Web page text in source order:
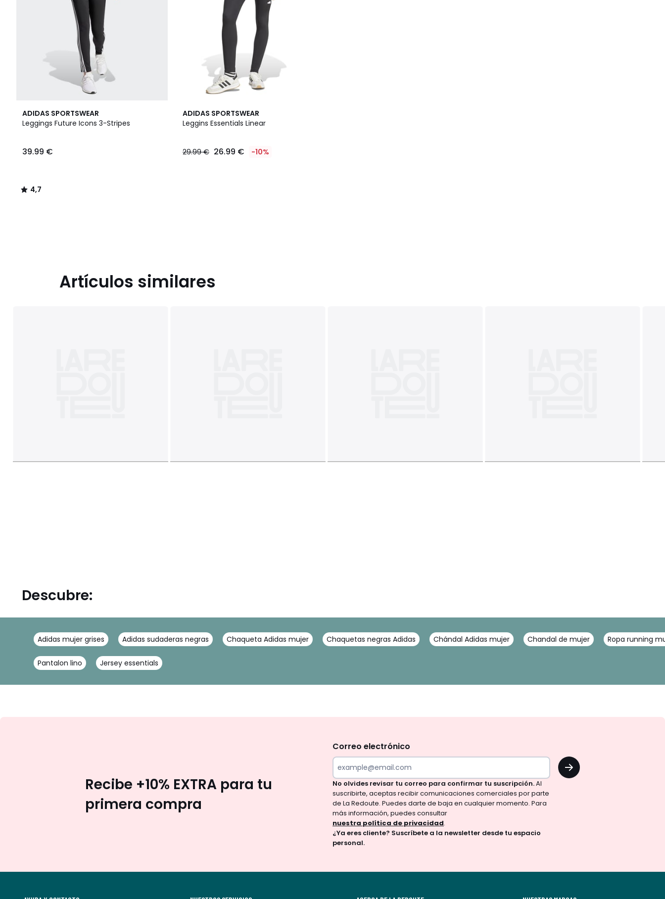
ADIDAS SPORTSWEAR
Leggings Future Icons 3-Stripes
39.99 €
4,7
/ 5
4,7
/
ADIDAS SPORTSWEAR
Leggins Essentials Linear
29.99 € 26.99 € -10%
Artículos similares
Descubre:
Adidas mujer grises Adidas sudaderas negras Chaqueta Adidas mujer Chaquetas negras Adidas Chándal Adidas mujer Chandal de mujer Ropa running
Pantalon lino Jersey essentials
olvides
revisar
tu
correo
para
confirmar
tu
suscripción.
Al
aceptas
Recibe +10% EXTRA para tu
primera compra
Correo electrónico
OK
No olvides revisar tu correo para confirmar tu suscripción.Al
suscribirte, aceptas recibir comunicaciones comerciales por parte
de La Redoute. Puedes darte de baja en cualquier momento. Para
más información, puedes consultar
nuestra política de privacidad.
¿Ya eres cliente? Suscríbete a la newsletter desde tu espacio
personal.